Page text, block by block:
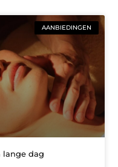
AANBIEDINGEN
lange dag